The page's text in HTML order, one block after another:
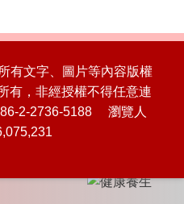
有文字、圖片等內容版權
有，非經授權不得任意連
2-2736-5188 瀏覽人